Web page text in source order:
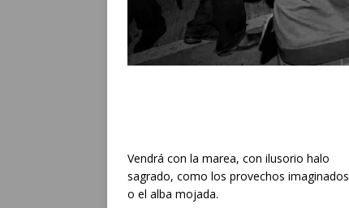
Vendrá con la marea, con ilusorio halo
sagrado, como los provechos imaginados
o el alba mojada.